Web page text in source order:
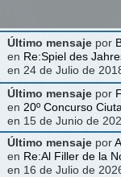
Último mensajepor
en Re:Spiel des
en 24 de Julio de
Último mensajepor
en 20º Concurso
en 15 de Junio de
Último mensajepor
en Re:Al Filler de la
en 16 de Julio de